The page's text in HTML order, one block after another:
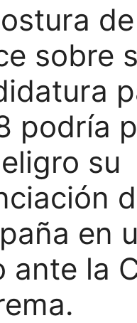
sobre
podría
su
en
ante la